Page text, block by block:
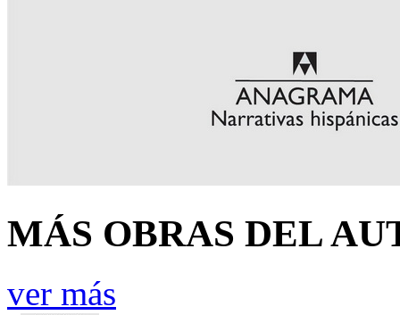
MÁS OBRAS DEL
ver más